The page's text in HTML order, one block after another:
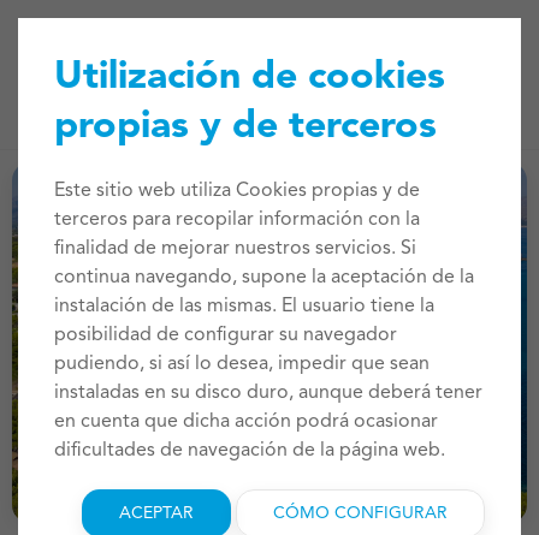
Utilización de cookies
propias y de terceros
Este sitio web utiliza Cookies propias y de
terceros para recopilar información con la
finalidad de mejorar nuestros servicios. Si
continua navegando, supone la aceptación de la
instalación de las mismas. El usuario tiene la
posibilidad de configurar su navegador
pudiendo, si así lo desea, impedir que sean
instaladas en su disco duro, aunque deberá tener
en cuenta que dicha acción podrá ocasionar
dificultades de navegación de la página web.
ACEPTAR CÓMO CONFIGURAR